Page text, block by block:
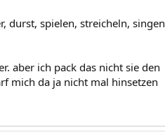
durst, spielen, streicheln, singen
aber ich pack das nicht sie den
mich da ja nicht mal hinsetzen